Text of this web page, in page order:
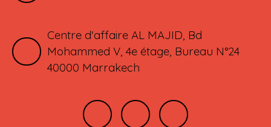
Centre d'affaire AL MAJID, Bd
Mohammed V, 4e étage, Bureau N°24
40000 Marrakech